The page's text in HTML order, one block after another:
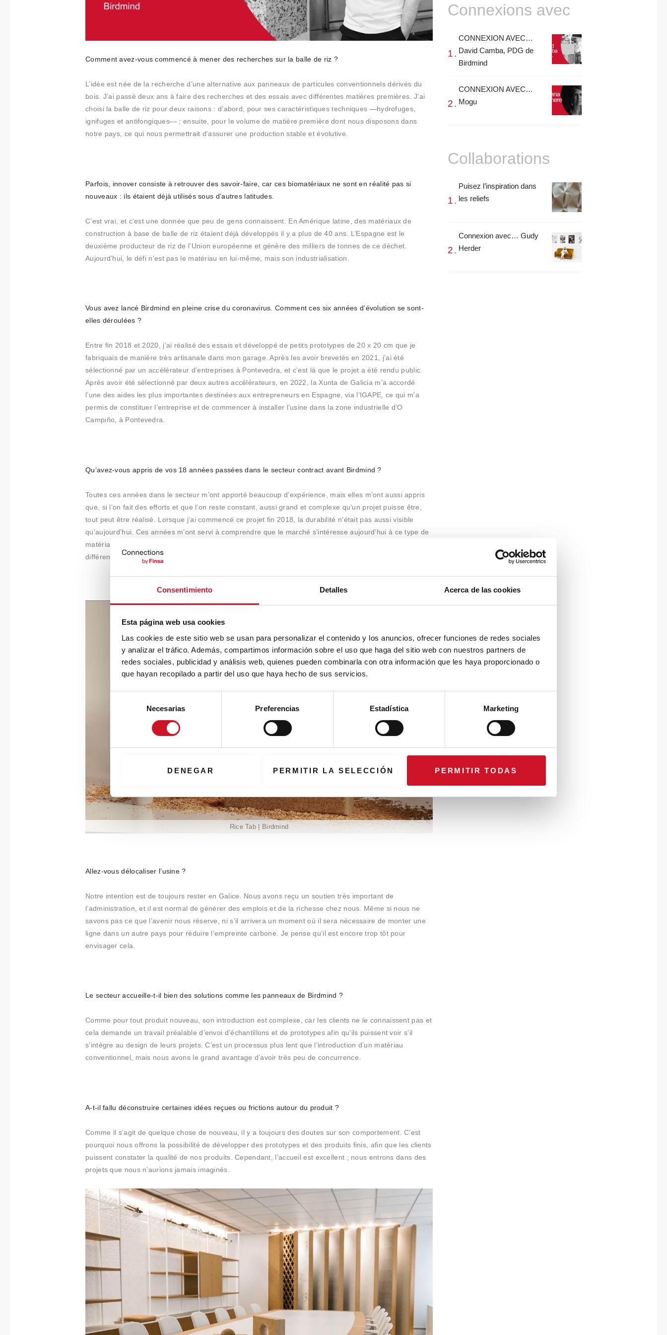
Consentimiento Detalles Acerca de las cookies
Esta página web usa cookies
Las cookies de este sitio web se usan para personalizar el contenido y los anuncios, ofrecer funciones de redes sociales
y analizar el tráfico. Además, compartimos información sobre el uso que haga del sitio web con nuestros partners de
redes sociales, publicidad y análisis web, quienes pueden combinarla con otra información que les haya proporcionado o
que hayan recopilado a partir del uso que haya hecho de sus servicios.
n
d
e
t
i
m
i
e
Necesarias Preferencias Estadística Marketing
DENEGAR PERMITIR LA SELECCIÓN PERMITIR TODAS
Comment avez-vous commencé à mener des recherches sur la balle de riz ?
L’idée est née de la recherche d’une alternative aux panneaux de particules conventionnels dérivés du
bois. J’ai passé deux ans à faire des recherches et des essais avec différentes matières premières. J’ai
choisi la balle de riz pour deux raisons : d’abord, pour ses caractéristiques techniques —hydrofuges,
ignifuges et antifongiques— ; ensuite, pour le volume de matière première dont nous disposons dans
notre pays, ce qui nous permettrait d’assurer une production stable et évolutive.
Parfois, innover consiste à retrouver des savoir-faire, car ces biomatériaux ne sont en réalité pas si
nouveaux : ils étaient déjà utilisés sous d’autres latitudes.
C’est vrai, et c’est une donnée que peu de gens connaissent. En Amérique latine, des matériaux de
construction à base de balle de riz étaient déjà développés il y a plus de 40 ans. L’Espagne est le
deuxième producteur de riz de l’Union européenne et génère des milliers de tonnes de ce déchet.
Aujourd’hui, le défi n’est pas le matériau en lui-même, mais son industrialisation.
Vous avez lancé Birdmind en pleine crise du coronavirus. Comment ces six années d’évolution se sont-
elles déroulées ?
Entre fin 2018 et 2020, j’ai réalisé des essais et développé de petits prototypes de 20 x 20 cm que je
fabriquais de manière très artisanale dans mon garage. Après les avoir brevetés en 2021, j’ai été
sélectionné par un accélérateur d’entreprises à Pontevedra, et c’est là que le projet a été rendu public.
Après avoir été sélectionné par deux autres accélérateurs, en 2022, la Xunta de Galicia m’a accordé
l’une des aides les plus importantes destinées aux entrepreneurs en Espagne, via l’IGAPE, ce qui m’a
permis de constituer l’entreprise et de commencer à installer l’usine dans la zone industrielle d’O
Campiño, à Pontevedra.
Qu’avez-vous appris de vos 18 années passées dans le secteur contract avant Birdmind ?
Toutes ces années dans le secteur m’ont apporté beaucoup d’expérience, mais elles m’ont aussi appris
que, si l’on fait des efforts et que l’on reste constant, aussi grand et complexe qu’un projet puisse être,
tout peut être réalisé. Lorsque j’ai commencé ce projet fin 2018, la durabilité n’était pas aussi visible
qu’aujourd’hui. Ces années m’ont servi à comprendre que le marché s’intéresse aujourd’hui à ce type de
matériaux, mais qu’il faut offrir plus que de la durabilité : il faut proposer du design et une finition
différenciante.
Rice Tab | Birdmind
Allez-vous délocaliser l’usine ?
Notre intention est de toujours rester en Galice. Nous avons reçu un soutien très important de
l’administration, et il est normal de générer des emplois et de la richesse chez nous. Même si nous ne
savons pas ce que l’avenir nous réserve, ni s’il arrivera un moment où il sera nécessaire de monter une
ligne dans un autre pays pour réduire l’empreinte carbone. Je pense qu’il est encore trop tôt pour
envisager cela.
Le secteur accueille-t-il bien des solutions comme les panneaux de Birdmind ?
Comme pour tout produit nouveau, son introduction est complexe, car les clients ne le connaissent pas et
cela demande un travail préalable d’envoi d’échantillons et de prototypes afin qu’ils puissent voir s’il
s’intègre au design de leurs projets. C’est un processus plus lent que l’introduction d’un matériau
conventionnel, mais nous avons le grand avantage d’avoir très peu de concurrence.
A-t-il fallu déconstruire certaines idées reçues ou frictions autour du produit ?
Comme il s’agit de quelque chose de nouveau, il y a toujours des doutes sur son comportement. C’est
pourquoi nous offrons la possibilité de développer des prototypes et des produits finis, afin que les clients
puissent constater la qualité de nos produits. Cependant, l’accueil est excellent ; nous entrons dans des
projets que nous n’aurions jamais imaginés.
Connexions avec
CONNEXION AVEC…
David Camba, PDG de
Birdmind
CONNEXION AVEC…
Mogu
Collaborations
Puisez l’inspiration dans
les reliefs
Connexion avec… Gudy
Herder